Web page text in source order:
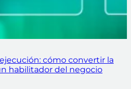
cómo convertir la
habilitador del negocio